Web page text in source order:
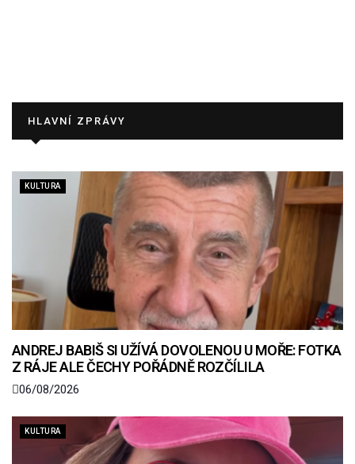
HLAVNÍ ZPRÁVY
KULTURA
ANDREJ BABIŠ SI UŽÍVÁ DOVOLENOU U MOŘE: FOTKA
Z RÁJE ALE ČECHY POŘÁDNĚ ROZČÍLILA
06/08/2026
KULTURA